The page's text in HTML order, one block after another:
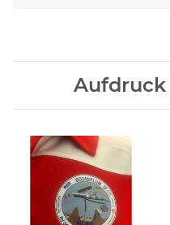
Aufdruck